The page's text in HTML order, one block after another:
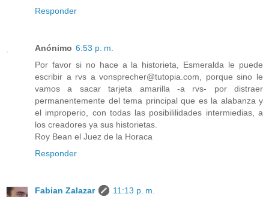
Responder
Anónimo 6:53 p. m.
Por favor si no hace a la historieta, Esmeralda le puede
escribir a rvs a vonsprecher@tutopia.com, porque sino le
vamos a sacar tarjeta amarilla -a rvs- por distraer
permanentemente del tema principal que es la alabanza y
el improperio, con todas las posibililidades intermiedias, a
los creadores ya sus historietas.
Roy Bean el Juez de la Horaca
Responder
Fabian Zalazar
11:13 p. m.